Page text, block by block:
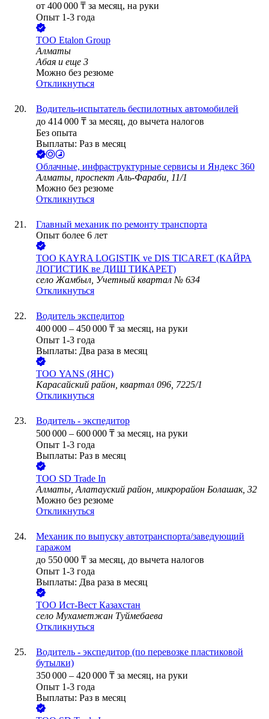
от 400 000 ₸ за месяц, на руки
Опыт 1-3 года
ТОО Etalon Group
Алматы
Абая и еще 3
Можно без резюме
Откликнуться
Водитель-испытатель беспилотных автомобилей
до 414 000 ₸ за месяц, до вычета налогов
Без опыта
Выплаты: Раз в месяц
Облачные, инфраструктурные сервисы и Яндекс 360
Алматы, проспект Аль-Фараби, 11/1
Можно без резюме
Откликнуться
Главный механик по ремонту транспорта
Опыт более 6 лет
ТОО KAYRA LOGISTIK ve DIS TICARET (КАЙРА
ЛОГИСТИК ве ДИШ ТИКАРЕТ)
село Жамбыл, Учетный квартал № 634
Откликнуться
Водитель экспедитор
400 000 – 450 000 ₸ за месяц, на руки
Опыт 1-3 года
Выплаты: Два раза в месяц
ТОО YANS (ЯНС)
Карасайский район, квартал 096, 7225/1
Откликнуться
Водитель - экспедитор
500 000 – 600 000 ₸ за месяц, на руки
Опыт 1-3 года
Выплаты: Раз в месяц
ТОО SD Trade In
Алматы, Алатауский район, микрорайон Болашак, 32
Можно без резюме
Откликнуться
Механик по выпуску автотранспорта/заведующий
гаражом
до 550 000 ₸ за месяц, до вычета налогов
Опыт 1-3 года
Выплаты: Два раза в месяц
ТОО Ист-Вест Казахстан
село Мухаметжан Туймебаева
Откликнуться
Водитель - экспедитор (по перевозке пластиковой
бутылки)
350 000 – 420 000 ₸ за месяц, на руки
Опыт 1-3 года
Выплаты: Раз в месяц